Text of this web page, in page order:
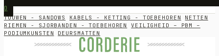
0
TOUWEN - SANDOWS KABELS - KETTING - TOEBEHOREN
NETTEN
RIEMEN - SJORBANDEN - TOEBEHOREN
VEILIGHEID – PBM –
PODIUMKUNSTEN
DEURSMATTEN